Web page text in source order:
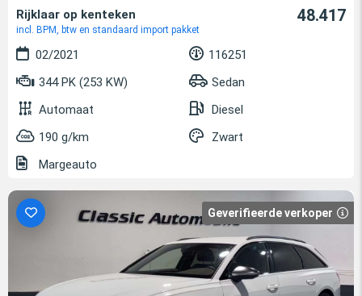
Rijklaar op kenteken
incl. BPM, btw en standaard import pakket
48.417
02/2021
116251
344 PK (253 KW)
Sedan
Automaat
Diesel
190 g/km
Zwart
Margeauto
Geverifieerde verkoper